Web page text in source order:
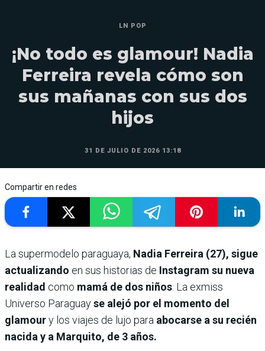
LN POP
¡No todo es glamour! Nadia
Ferreira revela cómo son
sus mañanas con sus dos
hijos
31 DE JULIO DE 2026 13:18
Compartir en redes
La supermodelo paraguaya, Nadia Ferreira (27), sigue
actualizando en sus historias de Instagram su nueva
realidad como mamá de dos niños. La exmiss
Universo Paraguayse alejó por el momento del
glamoury los viajes de lujo para abocarse a su recién
nacida y a Marquito, de 3 años.